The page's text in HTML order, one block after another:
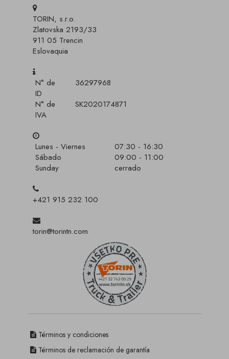
TORIN, s.r.o.
Zlatovska 2193/33
911 05 Trencin
Eslovaquia
N° de
ID
36297968
N° de
IVA
SK2020174871
Lunes - Viernes
07:30 - 16:30
Sábado
09:00 - 11:00
Sunday
cerrado
+421 915 232 100
torin@torintn.com
Términos y condiciones
Términos de reclamación de garantía